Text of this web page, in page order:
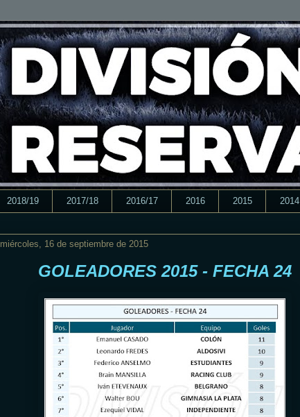
2018/19 2017/18 2016/17 2016 2015 2014
miércoles, 16 de septiembre de 2015
GOLEADORES 2015 - FECHA 24